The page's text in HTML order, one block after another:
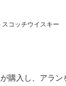
コッチウイスキー
購入し、アラン